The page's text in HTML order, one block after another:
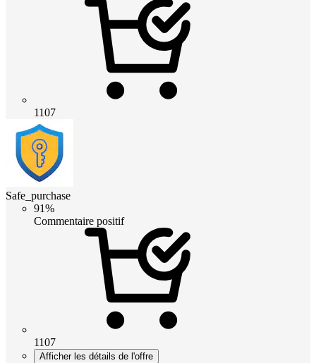
1107
Safe_purchase
91%
Commentaire positif
1107
Afficher les détails de l'offre